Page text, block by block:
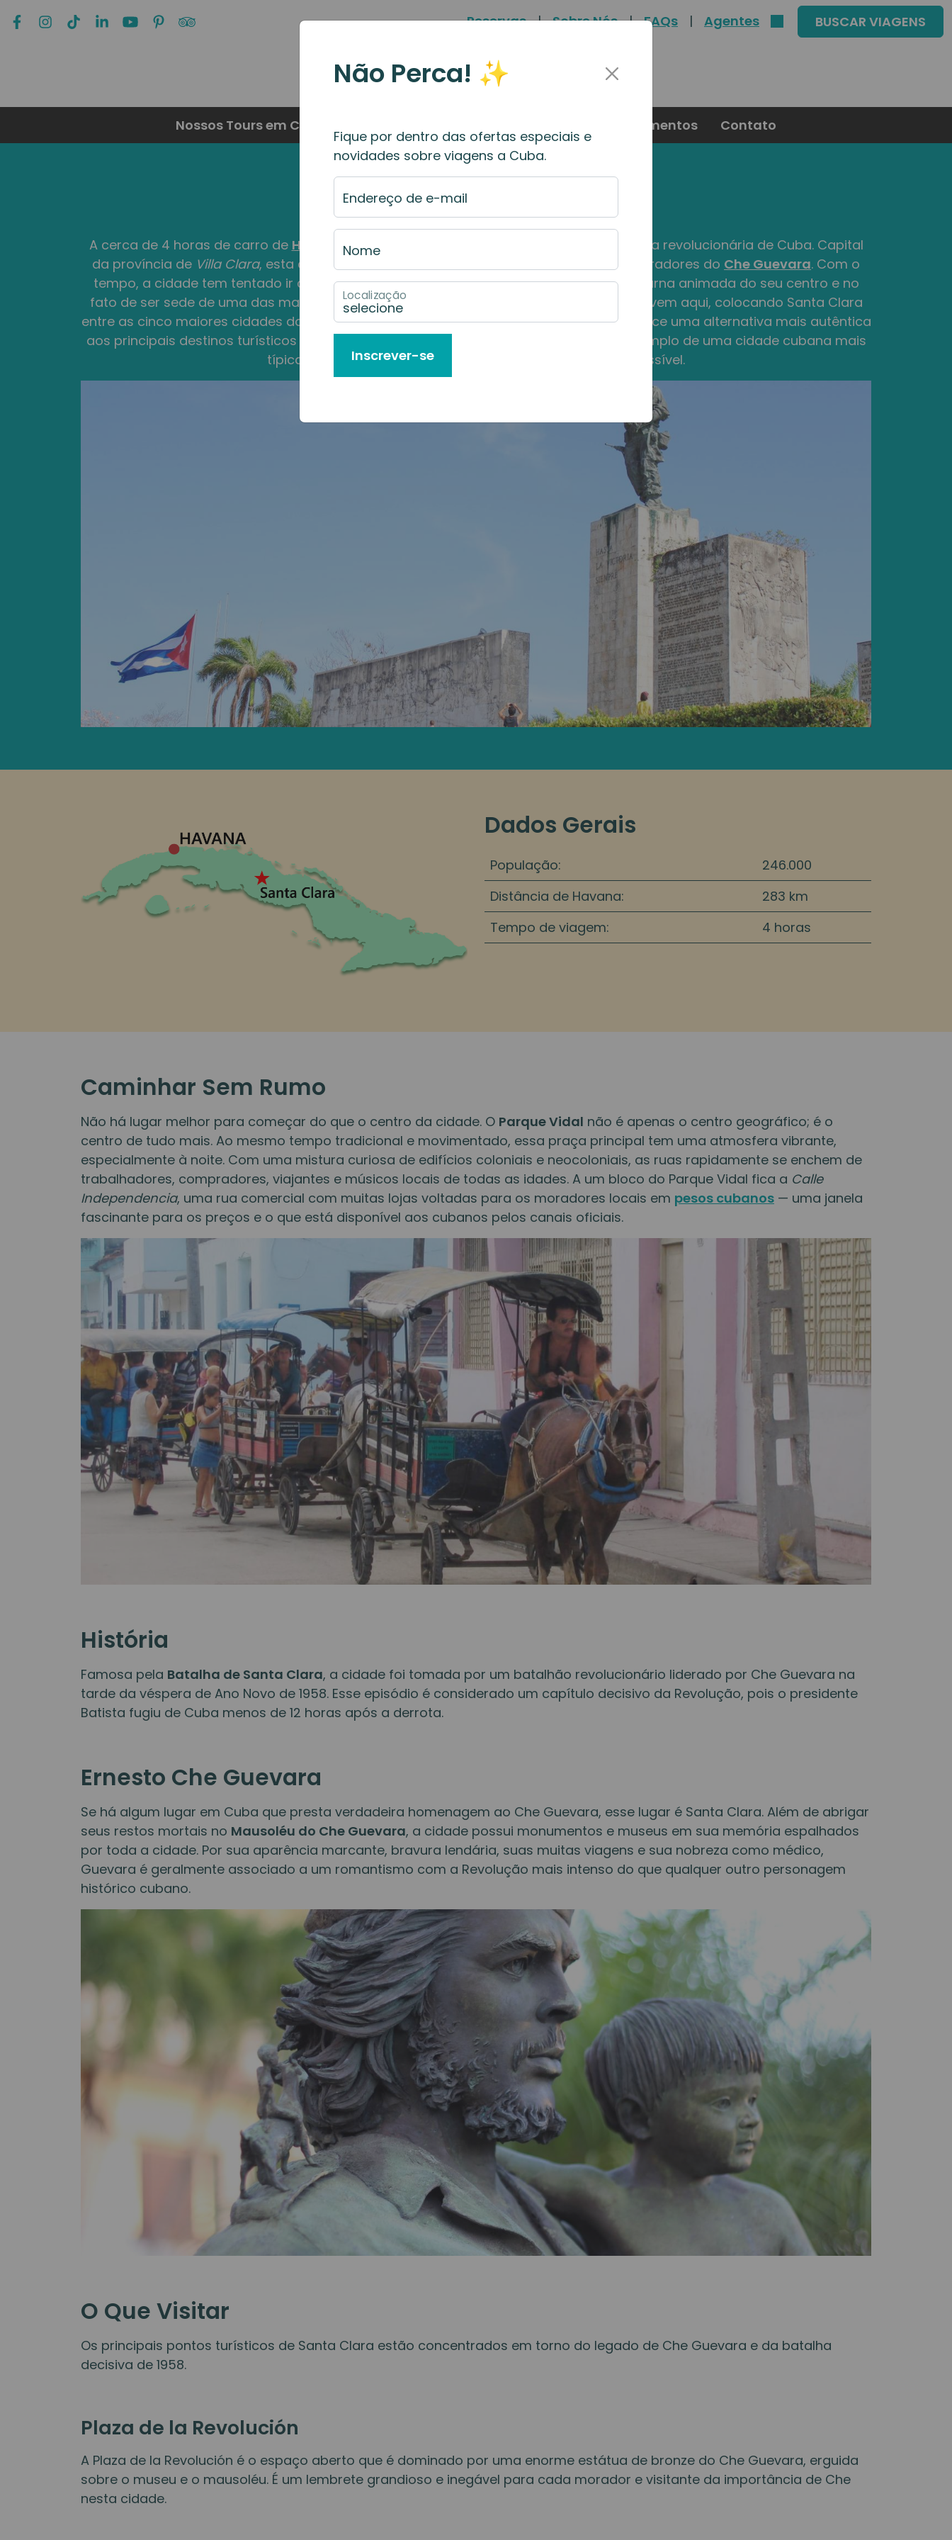
Reservas | Sobre Nós | FAQs | Agentes BUSCAR VIAGENS
Nossos Tours em Cuba Depoimentos Contato
Santa Clara
A cerca de 4 horas de carro de Havana, Santa Clara ocupa um lugar especial na história revolucionária de Cuba. Capital
da província de Villa Clara, esta cidade é um mini destino de peregrinação para os adoradores do Che Guevara. Com o
tempo, a cidade tem tentado ir além dessa reputacão, e isso fica evidente na vida noturna animada do seu centro e no
fato de ser sede de uma das maiores universidades de Cuba. Afinal, 250.000 pessoas vivem aqui, colocando Santa Clara
entre as cinco maiores cidades do país em população. Para o viajante, Santa Clara oferece uma alternativa mais autêntica
aos principais destinos turísticos de Cuba —
. É um bom exemplo de uma cidade cubana mais
típica, onde o cotidiano dos moradores é mais visível e acessível.
Dados Gerais
População:
246.000
Distância de Havana:
283 km
Tempo de viagem:
4 horas
Caminhar Sem Rumo
Não há lugar melhor para começar do que o centro da cidade. O Parque Vidal não é apenas o centro geográfico; é o
centro de tudo mais. Ao mesmo tempo tradicional e movimentado, essa praça principal tem uma atmosfera vibrante,
especialmente à noite. Com uma mistura curiosa de edifícios coloniais e neocoloniais, as ruas rapidamente se enchem de
trabalhadores, compradores, viajantes e músicos locais de todas as idades. A um bloco do Parque Vidal fica a Calle
Independencia, uma rua comercial com muitas lojas voltadas para os moradores locais em pesos cubanos — uma janela
fascinante para os preços e o que está disponível aos cubanos pelos canais oficiais.
História
Famosa pela Batalha de Santa Clara, a cidade foi tomada por um batalhão revolucionário liderado por Che Guevara na
tarde da véspera de Ano Novo de 1958. Esse episódio é considerado um capítulo decisivo da Revolução, pois o presidente
Batista fugiu de Cuba menos de 12 horas após a derrota.
Ernesto Che Guevara
Se há algum lugar em Cuba que presta verdadeira homenagem ao Che Guevara, esse lugar é Santa Clara. Além de abrigar
seus restos mortais no Mausoléu do Che Guevara, a cidade possui monumentos e museus em sua memória espalhados
por toda a cidade. Por sua aparência marcante, bravura lendária, suas muitas viagens e sua nobreza como médico,
Guevara é geralmente associado a um romantismo com a Revolução mais intenso do que qualquer outro personagem
histórico cubano.
O Que Visitar
Os principais pontos turísticos de Santa Clara estão concentrados em torno do legado de Che Guevara e da batalha
decisiva de 1958.
Plaza de la Revolución
A Plaza de la Revolución é o espaço aberto que é dominado por uma enorme estátua de bronze do Che Guevara, erguida
sobre o museu e o mausoléu. É um lembrete grandioso e inegável para cada morador e visitante da importância de Che
nesta cidade.
Não Perca! ✨
Fique por dentro das ofertas especiais e
novidades sobre viagens a Cuba.
Endereço de e-mail
Nome
Localização
Inscrever-se